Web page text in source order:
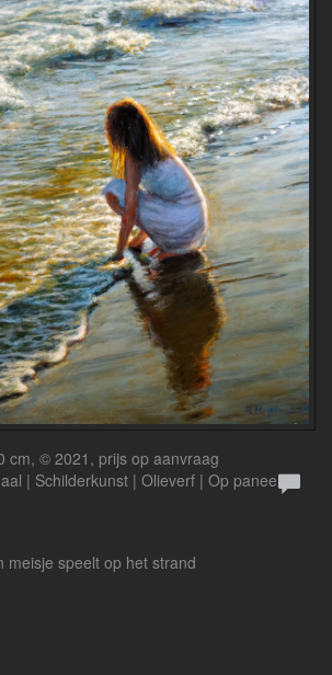
cm, © 2021, prijs op aanvraag
| Schilderkunst | Olieverf | Op paneel
meisje speelt op het strand